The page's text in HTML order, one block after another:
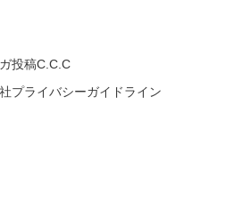
投稿C.C.C
プライバシーガイドライン